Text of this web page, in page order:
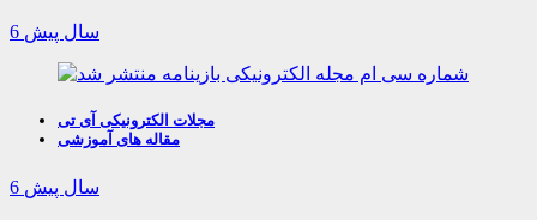
6 سال پیش
مجلات الکترونیکی آی تی
مقاله های آموزشی
6 سال پیش